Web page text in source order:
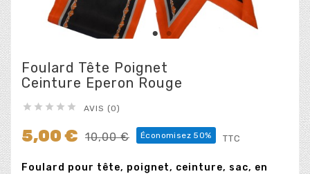
Foulard Tête Poignet
Ceinture Eperon Rouge
     AVIS (0)
5,00 € 10,00 € Économisez 50% TTC
Foulard pour tête, poignet, ceinture, sac, en